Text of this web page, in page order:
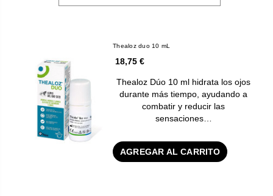
Thealoz duo 10 mL
18,75 €
Thealoz Dúo 10 ml hidrata los ojos
durante más tiempo, ayudando a
combatir y reducir las
sensaciones…
AGREGAR AL CARRITO